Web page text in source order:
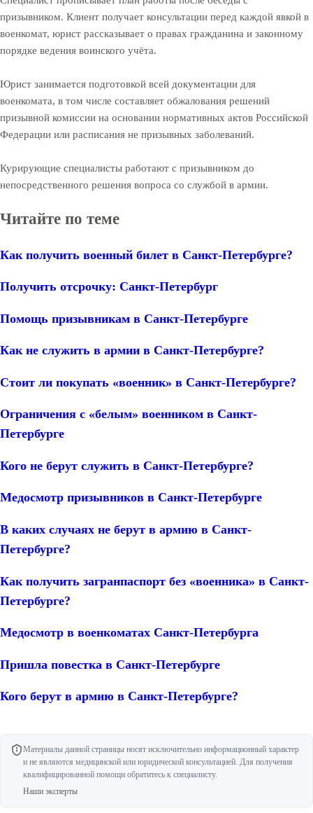
призывником. Клиент получает консультации перед каждой явкой в
военкомат, юрист рассказывает о правах гражданина и законному
порядке ведения воинского учёта.
Юрист занимается подготовкой всей документации для
военкомата, в том числе составляет обжалования решений
призывной комиссии на основании нормативных актов Российской
Федерации или расписания не призывных заболеваний.
Курирующие специалисты работают с призывником до
непосредственного решения вопроса со службой в армии.
Читайте по теме
Как получить военный билет в Санкт-Петербурге?
Получить отсрочку: Санкт-Петербург
Помощь призывникам в Санкт-Петербурге
Как не служить в армии в Санкт-Петербурге?
Стоит ли покупать «военник» в Санкт-Петербурге?
Ограничения с «белым» военником в Санкт-
Петербурге
Кого не берут служить в Санкт-Петербурге?
Медосмотр призывников в Санкт-Петербурге
В каких случаях не берут в армию в Санкт-
Петербурге?
Как получить загранпаспорт без «военника» в Санкт-
Петербурге?
Медосмотр в военкоматах Санкт-Петербурга
Пришла повестка в Санкт-Петербурге
Кого берут в армию в Санкт-Петербурге?
Материалы данной страницы носят исключительно информационный характер
и не являются медицинской или юридической консультацией. Для получения
квалифицированной помощи обратитесь к специалисту.
Наши эксперты